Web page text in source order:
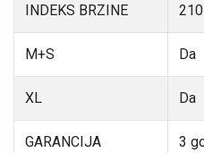
INDEKS BRZINE
M+S Da
XL Da
GARANCIJA 3